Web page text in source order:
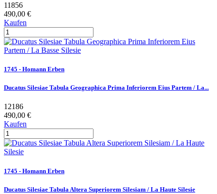
11856
490,00 €
Kaufen
1745 - Homann Erben
Ducatus Silesiae Tabula Geographica Prima Inferiorem Eius Partem / La...
12186
490,00 €
Kaufen
1745 - Homann Erben
Ducatus Silesiae Tabula Altera Superiorem Silesiam / La Haute Silesie